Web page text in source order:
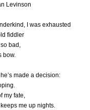
Levinson
I was exhausted
fiddler
bad,
bow.
made a decision:
my fate,
me up nights.